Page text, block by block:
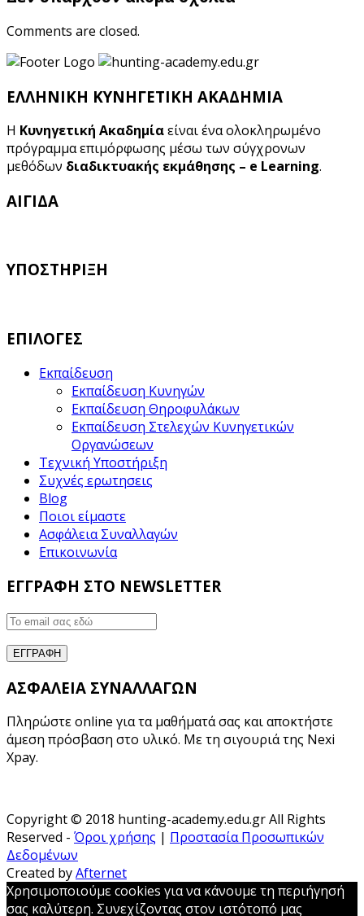
Comments are closed.
ΕΛΛΗΝΙΚΗ ΚΥΝΗΓΕΤΙΚΗ ΑΚΑΔΗΜΙΑ
Η Κυνηγετική Ακαδημίαείναι ένα ολοκληρωμένο
πρόγραμμα επιμόρφωσης μέσω των σύγχρονων
μεθόδων διαδικτυακής εκμάθησης – e Learning.
ΑΙΓΙΔΑ
ΥΠΟΣΤΗΡΙΞΗ
ΕΠΙΛΟΓΕΣ
Εκπαίδευση
Εκπαίδευση Κυνηγών
Εκπαίδευση Θηροφυλάκων
Εκπαίδευση Στελεχών Κυνηγετικών
Οργανώσεων
Τεχνική Υποστήριξη
Συχνές ερωτησεις
Blog
Ποιοι είμαστε
Ασφάλεια Συναλλαγών
Επικοινωνία
ΕΓΓΡΑΦΗ ΣΤΟ NEWSLETTER
ΑΣΦΑΛΕΙΑ ΣΥΝΑΛΛΑΓΩΝ
Πληρώστε online για τα μαθήματά σας και αποκτήστε
άμεση πρόσβαση στο υλικό. Με τη σιγουριά της Nexi
Xpay.
Copyright © 2018 hunting-academy.edu.gr All Rights
Reserved - Όροι χρήσης | Προστασία Προσωπικών
Δεδομένων
Created byAfternet
Χρησιμοποιούμε cookies για να κάνουμε τη περιήγησή
σας καλύτερη. Συνεχίζοντας στον ιστότοπό μας